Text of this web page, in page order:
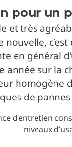
pour un
et très
c’est
en général
année sur la
homogène
de